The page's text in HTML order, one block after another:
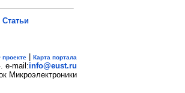
Статьи
проекте Карта портала
e-mail:info@eust.ru
Микроэлектроники